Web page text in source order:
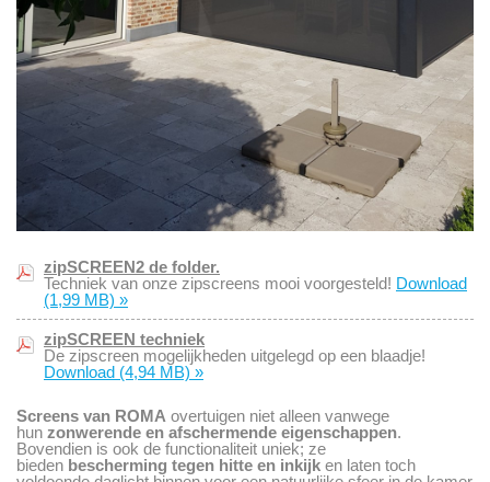
zipSCREEN2 de folder.
Techniek van onze zipscreens mooi voorgesteld! Download
(1,99 MB) »
zipSCREEN techniek
De zipscreen mogelijkheden uitgelegd op een blaadje!
Download (4,94 MB) »
Screens van ROMA overtuigen niet alleen vanwege
hun zonwerende en afschermende eigenschappen.
Bovendien is ook de functionaliteit uniek; ze
bieden bescherming tegen hitte en inkijk en laten toch